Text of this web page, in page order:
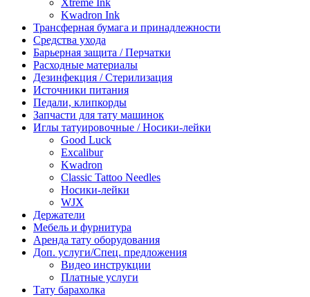
Xtreme Ink
Kwadron Ink
Трансферная бумага и принадлежности
Средства ухода
Барьерная защита / Перчатки
Расходные материалы
Дезинфекция / Стерилизация
Источники питания
Педали, клипкорды
Запчасти для тату машинок
Иглы татуировочные / Носики-лейки
Good Luck
Excalibur
Kwadron
Classic Tattoo Needles
Носики-лейки
WJX
Держатели
Мебель и фурнитура
Аренда тату оборудования
Доп. услуги/Спец. предложения
Видео инструкции
Платные услуги
Тату барахолка